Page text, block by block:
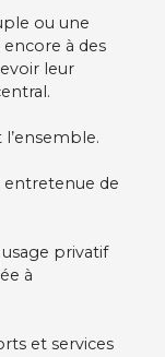
ou une
à des
leur
de
privatif
à
et services